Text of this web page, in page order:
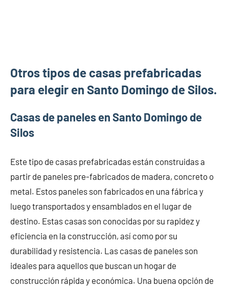
Otros tipos de casas prefabricadas
para elegir en Santo Domingo de Silos.
Casas de paneles en Santo Domingo de
Silos
Este tipo de casas prefabricadas están construidas a
partir de paneles pre-fabricados de madera, concreto o
metal. Estos paneles son fabricados en una fábrica y
luego transportados y ensamblados en el lugar de
destino. Estas casas son conocidas por su rapidez y
eficiencia en la construcción, así como por su
durabilidad y resistencia. Las casas de paneles son
ideales para aquellos que buscan un hogar de
construcción rápida y económica. Una buena opción de